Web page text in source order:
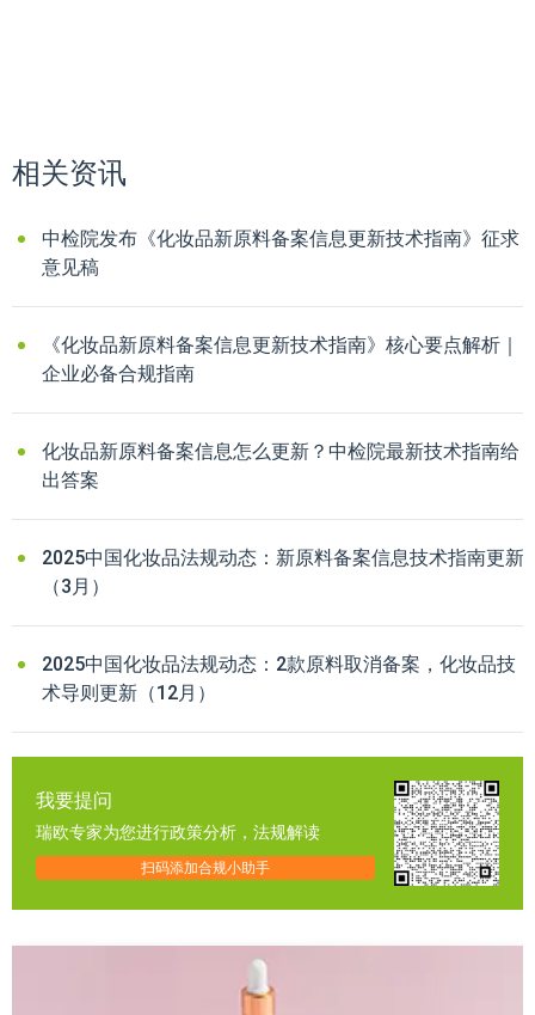
相关资讯
中检院发布《化妆品新原料备案信息更新技术指南》征求
意见稿
《化妆品新原料备案信息更新技术指南》核心要点解析｜
企业必备合规指南
化妆品新原料备案信息怎么更新？中检院最新技术指南给
出答案
2025中国化妆品法规动态：新原料备案信息技术指南更新
（3月）
2025中国化妆品法规动态：2款原料取消备案，化妆品技
术导则更新（12月）
我要提问
瑞欧专家为您进行政策分析，法规解读
扫码添加合规小助手